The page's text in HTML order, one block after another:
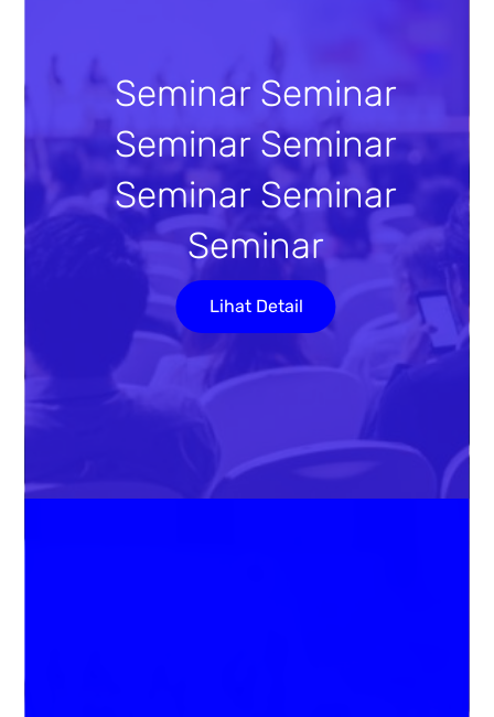
Seminar Seminar
Seminar Seminar
Seminar Seminar
Seminar
Lihat Detail